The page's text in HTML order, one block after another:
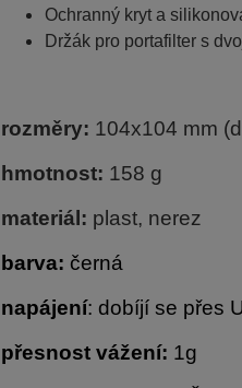
Ochranný kryt a
Držák pro portafilter s
rozměry: 104x104 mm
hmotnost: 158 g
materiál: plast, nerez
barva: černá
napájení: dobíjí se přes
přesnost vážení: 1g